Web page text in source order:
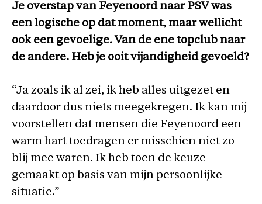
Je overstap van Feyenoord naar PSV was
een logische op dat moment, maar wellicht
ook een gevoelige. Van de ene topclub naar
de andere. Heb je ooit vijandigheid gevoeld?
“Ja zoals ik al zei, ik heb alles uitgezet en
daardoor dus niets meegekregen. Ik kan mij
voorstellen dat mensen die Feyenoord een
warm hart toedragen er misschien niet zo
blij mee waren. Ik heb toen de keuze
gemaakt op basis van mijn persoonlijke
situatie.”